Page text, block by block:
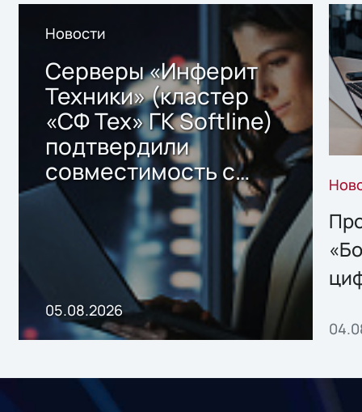
Новости
Серверы «Инферит
Техники» (кластер
«СФ Тех» ГК Softline)
подтвердили
совместимость с
решением Sharx
Storage 2.x для
хранения данных
05.08.2026